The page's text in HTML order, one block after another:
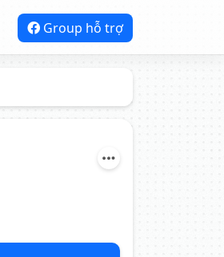
Group hỗ trợ